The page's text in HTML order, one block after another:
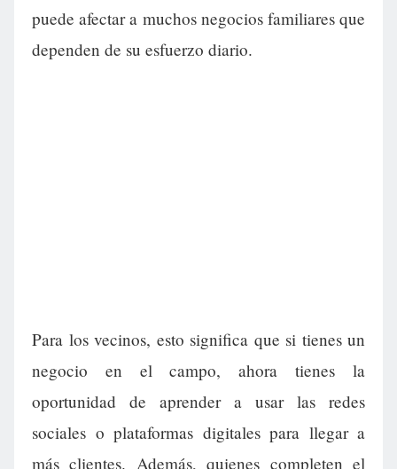
puede afectar a muchos negocios familiares que
dependen de su esfuerzo diario.
Para los vecinos, esto significa que si tienes un
negocio en el campo, ahora tienes la
oportunidad de aprender a usar las redes
sociales o plataformas digitales para llegar a
más clientes. Además, quienes completen el